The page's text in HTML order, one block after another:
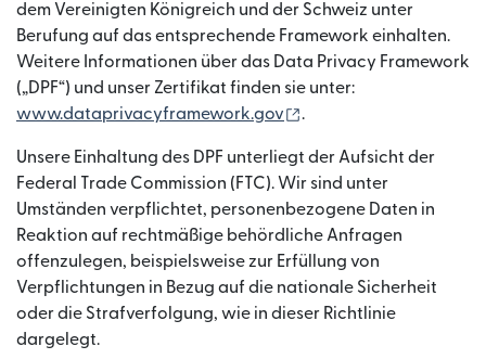
dem Vereinigten Königreich und der Schweiz unter
Berufung auf das entsprechende Framework einhalten.
Weitere Informationen über das Data Privacy Framework
(„DPF“) und unser Zertifikat finden sie unter:
www.dataprivacyframework.gov
.
Unsere Einhaltung des DPF unterliegt der Aufsicht der
Federal Trade Commission (FTC). Wir sind unter
Umständen verpflichtet, personenbezogene Daten in
Reaktion auf rechtmäßige behördliche Anfragen
offenzulegen, beispielsweise zur Erfüllung von
Verpflichtungen in Bezug auf die nationale Sicherheit
oder die Strafverfolgung, wie in dieser Richtlinie
dargelegt.